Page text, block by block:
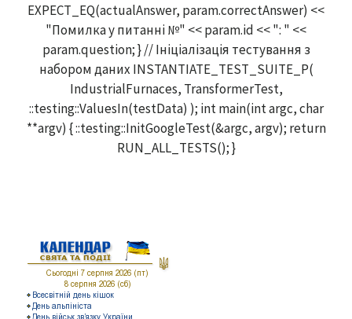
EXPECT_EQ(actualAnswer, param.correctAnswer) <<
"Помилка у питанні №" << param.id << ": " <<
param.question; } // Ініціалізація тестування з
набором даних INSTANTIATE_TEST_SUITE_P(
IndustrialFurnaces, TransformerTest,
::testing::ValuesIn(testData) ); int main(int argc, char
**argv) { ::testing::InitGoogleTest(&argc, argv); return
RUN_ALL_TESTS(); }